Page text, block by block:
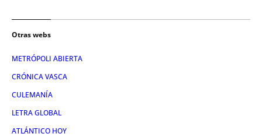
Otras webs
METRÓPOLI ABIERTA
CRÓNICA VASCA
CULEMANÍA
LETRA GLOBAL
ATLÁNTICO HOY